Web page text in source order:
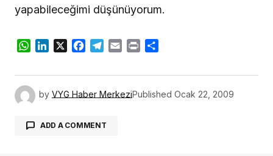
yapabileceğimi düşünüyorum.
WhatsApp
LinkedIn
X Facebook
Telegram
Email Print
by VYG Haber MerkeziPublished Ocak 22, 2009
ADD A COMMENT